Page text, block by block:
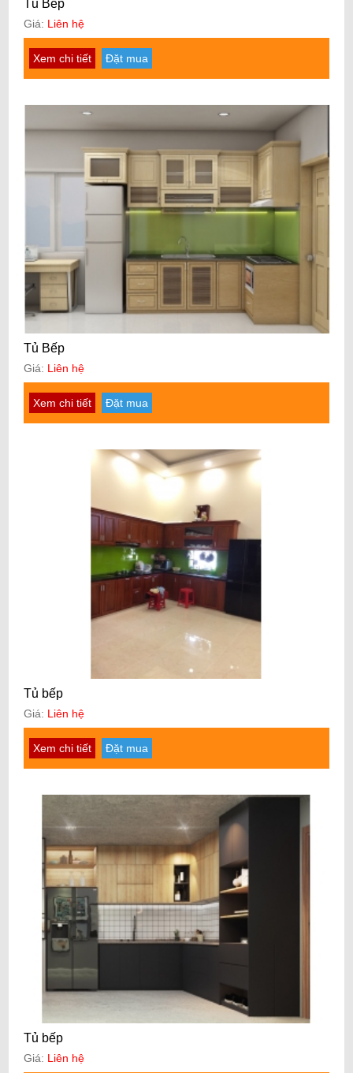
Tủ Bếp
Giá: Liên hệ
Xem chi tiết Đặt mua
Tủ Bếp
Giá: Liên hệ
Xem chi tiết Đặt mua
Tủ bếp
Giá: Liên hệ
Xem chi tiết Đặt mua
Tủ bếp
Giá: Liên hệ